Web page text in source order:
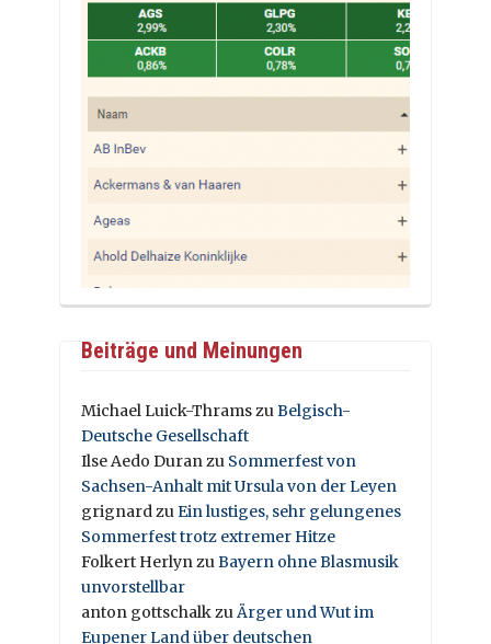
Beiträge und Meinungen
Michael Luick-ThramszuBelgisch-
Deutsche Gesellschaft
Ilse Aedo Duranzu Sommerfest von
Sachsen-Anhalt mit Ursula von der Leyen
grignardzuEin lustiges, sehr gelungenes
Sommerfest trotz extremer Hitze
Folkert HerlynzuBayern ohne Blasmusik
unvorstellbar
anton gottschalkzuÄrger und Wut im
Eupener Land über deutschen